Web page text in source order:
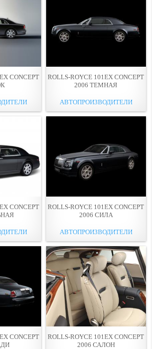
CONCEPT
ROLLS-ROYCE 101EX CONCEPT
2006 ТЕМНАЯ
АВТОПРОИЗВОДИТЕЛИ
CONCEPT
ROLLS-ROYCE 101EX CONCEPT
2006 СИЛА
АВТОПРОИЗВОДИТЕЛИ
CONCEPT
ROLLS-ROYCE 101EX CONCEPT
2006 САЛОН